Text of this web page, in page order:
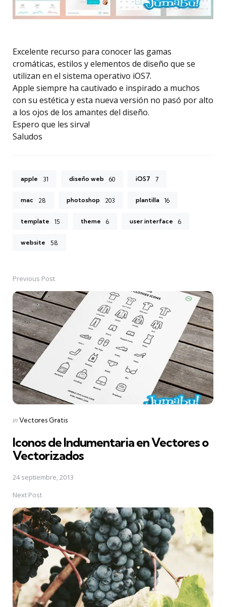
Excelente recurso para conocer las gamas
cromáticas, estilos y elementos de diseño que se
utilizan en el sistema operativo iOS7.
Apple siempre ha cautivado e inspirado a muchos
con su estética y esta nueva versión no pasó por alto
a los ojos de los amantes del diseño.
Espero que les sirva!
Saludos
apple 31 diseño web 60 iOS7 7
mac 28 photoshop 203 plantilla 16
template 15 theme 6 user interface 6
website 58
Post
navigation
Previous Post
Posted
inVectores Gratis
Iconos de Indumentaria en Vectores o
Vectorizados
24 septiembre, 2013
Next Post